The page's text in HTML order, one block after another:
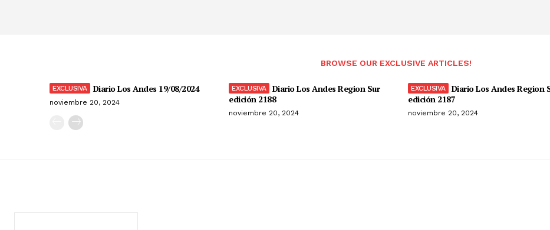
BROWSE OUR EXCLUSIVE ARTICLES!
Diario Los Andes 19/08/2024
noviembre 20, 2024
Diario Los Andes Region Sur
edición 2188
noviembre 20, 2024
Diario Los Andes Region
edición 2187
noviembre 20, 2024